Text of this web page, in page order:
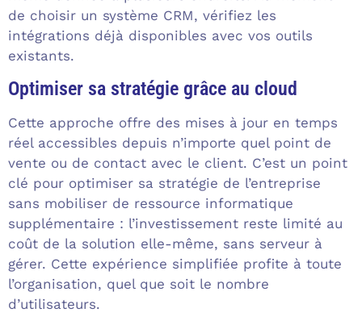
de choisir un système CRM, vérifiez les
intégrations déjà disponibles avec vos outils
existants.
Optimiser sa stratégie grâce au cloud
Cette approche offre des mises à jour en temps
réel accessibles depuis n’importe quel point de
vente ou de contact avec le client. C’est un point
clé pour optimiser sa stratégie de l’entreprise
sans mobiliser de ressource informatique
supplémentaire : l’investissement reste limité au
coût de la solution elle-même, sans serveur à
gérer. Cette expérience simplifiée profite à toute
l’organisation, quel que soit le nombre
d’utilisateurs.